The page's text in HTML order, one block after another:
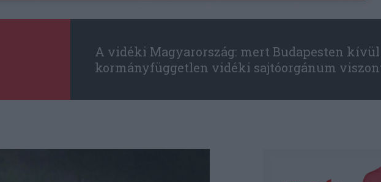
A vidéki Magyarország: mert Budapesten
kormányfüggetlen vidéki sajtóorgánum